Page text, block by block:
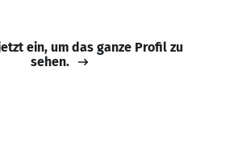
ein, um das ganze Profil zu
sehen.